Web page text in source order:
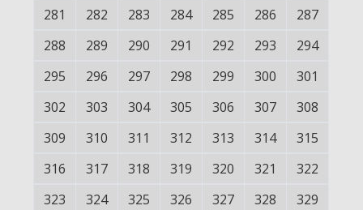
281
282 283 284 285 286
287
288
289 290 291 292 293
294
295
296 297 298 299 300
301
302
303 304 305 306 307
308
309
310 311 312 313 314
315
316
317 318 319 320 321
322
323
324 325 326 327 328
329